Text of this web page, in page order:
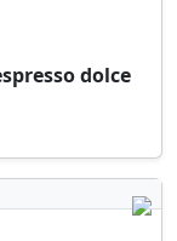
eco
eco noir